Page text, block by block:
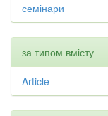
семінари
за типом вмісту
Article